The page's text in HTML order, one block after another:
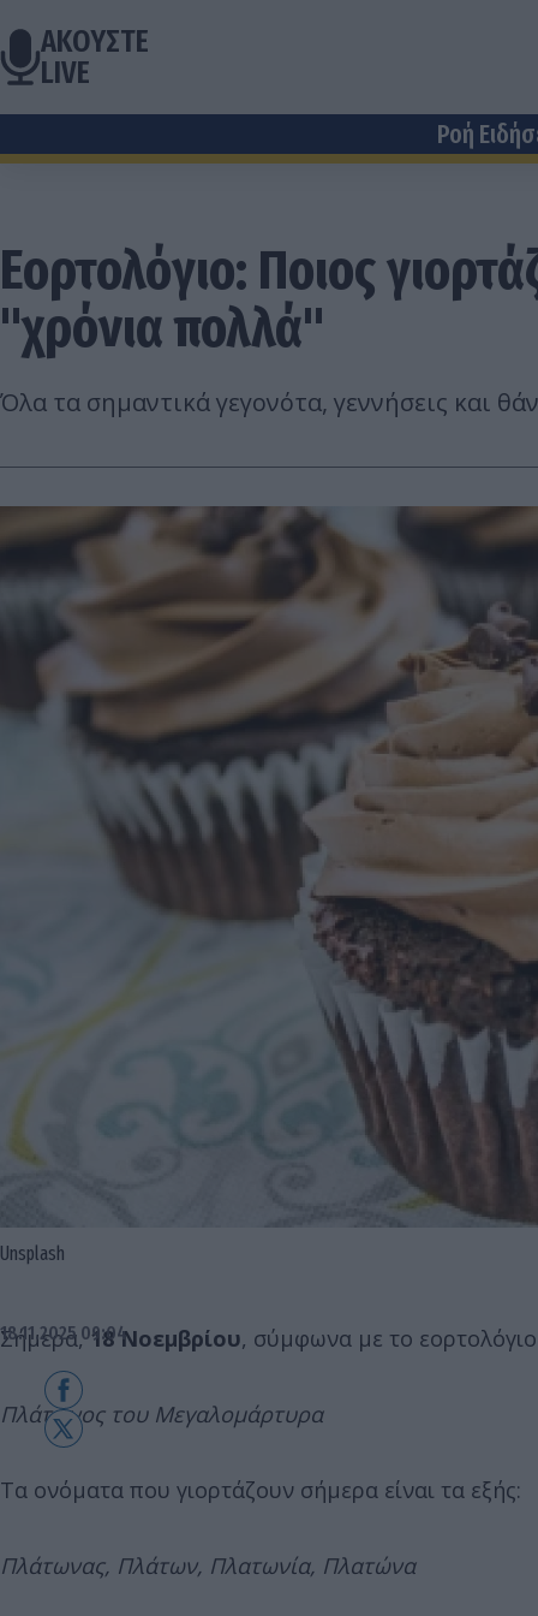
ΑΚΟΥΣΤΕ
LIVE
Ροή
Εορτολόγιο: Ποιος
"χρόνια πολλά"
Όλα τα σημαντικά γεγονότα, γεννήσεις και
Unsplash
18.11.2025 09:04
Σήμερα,18 Νοεμβρίου, σύμφωνα με το
Πλάτωνος του Μεγαλομάρτυρα
Τα ονόματα που γιορτάζουν σήμερα είναι τα εξής:
Πλάτωνας, Πλάτων, Πλατωνία, Πλατώνα